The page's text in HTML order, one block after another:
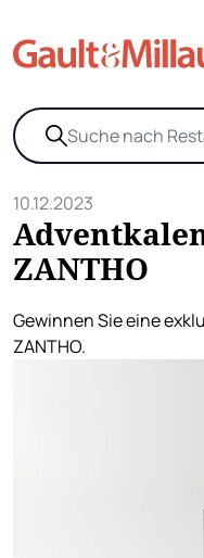
10.12.2023
ZANTHO
Gewinnen Sie eine
ZANTHO.